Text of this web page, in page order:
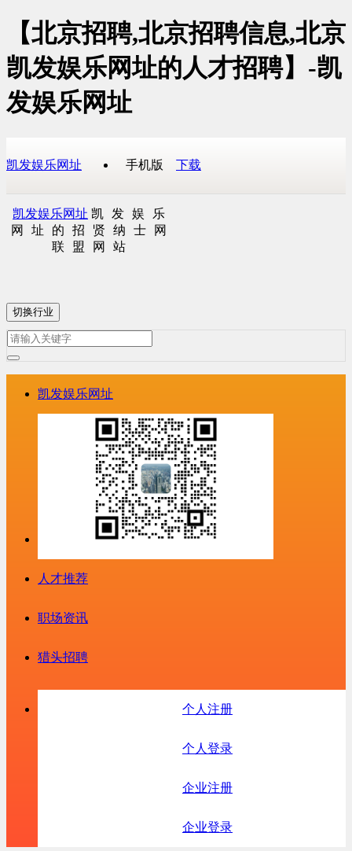
【北京招聘,北京招聘信息,北京
凯发娱乐网址的人才招聘】-凯
发娱乐网址
凯发娱乐网址 手机版 下载
凯发娱乐网址 凯发娱乐
网址的招贤纳士网
联盟网站
切换行业
凯发娱乐网址
人才推荐
职场资讯
猎头招聘
个人注册
个人登录
企业注册
企业登录